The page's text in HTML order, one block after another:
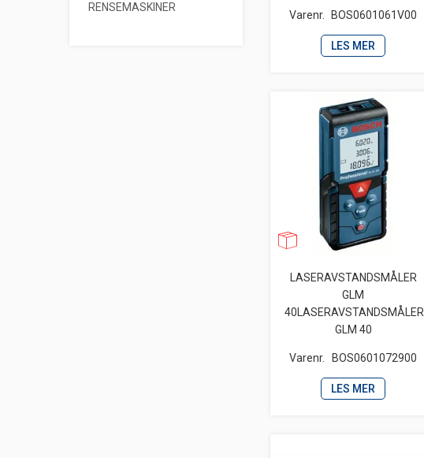
RENSEMASKINER
Varenr. BOS0601061V00
LES MER
LASERAVSTANDSMÅLER
GLM
40LASERAVSTANDSMÅLER
GLM 40
Varenr. BOS0601072900
LES MER